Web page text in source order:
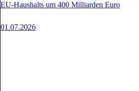
EU-Haushalts um 400 Milliarden Euro
01.07.2026